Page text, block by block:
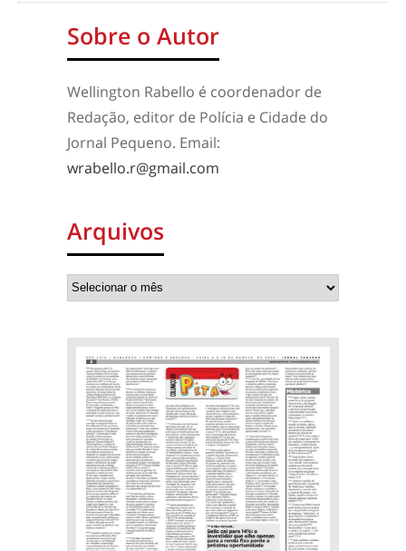
Sobre o Autor
Wellington Rabello é coordenador de
Redação, editor de Polícia e Cidade do
Jornal Pequeno. Email:
wrabello.r@gmail.com
Arquivos